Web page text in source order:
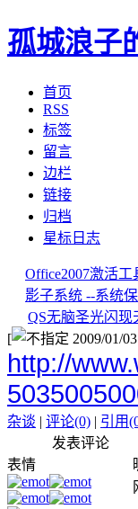
孤城浪子
首页
RSS
标签
留言
边栏
链接
归档
星标日志
Office2007激活工
影子系统 --系统
QS无脑圣光闪现
[
2009/01/
http://
杂谈 | 评论(0) | 引用
发表评论
表情